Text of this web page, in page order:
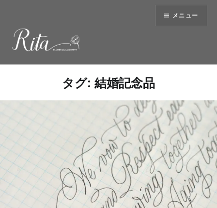
へ
ッ
メニュー
タグ: 結婚記念品